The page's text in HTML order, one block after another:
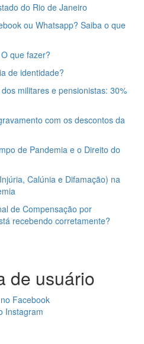
do Rio de Janeiro
ou Whatsapp? Saiba o que
que fazer?
de identidade?
militares e pensionistas: 30%
com os descontos da
de Pandemia e o Direito do
Calúnia e Difamação) na
de Compensação por
recebendo corretamente?
de usuário
Facebook
Instagram